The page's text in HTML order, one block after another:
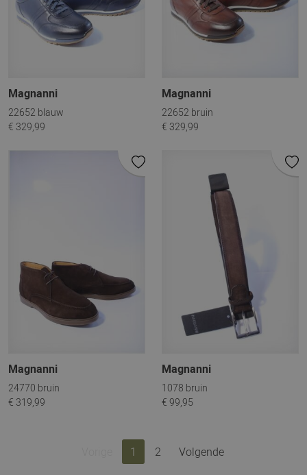
Magnanni
22652 blauw
€ 329,99
Magnanni
22652 bruin
€ 329,99
Magnanni
24770 bruin
€ 319,99
Magnanni
1078 bruin
€ 99,95
1 2 Volgende